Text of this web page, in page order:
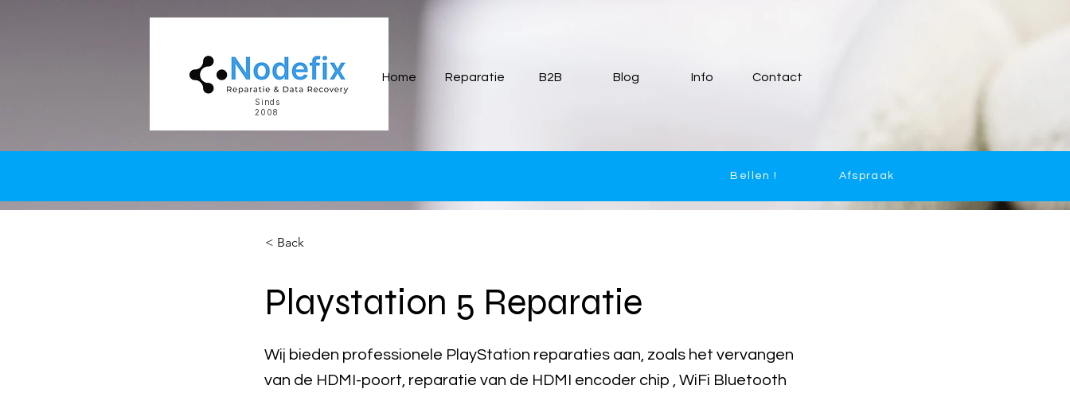
Home Reparatie B2B Blog Info Contact
Sinds
2008
Bellen ! Afspraak
< Back
Playstation 5 Reparatie
Wij bieden professionele PlayStation reparaties aan, zoals het vervangen
van de HDMI-poort, reparatie van de HDMI encoder chip , WiFi Bluetooth